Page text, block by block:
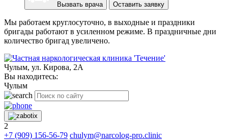
Вызвать врача Оставить заявку
Мы работаем круглосуточно, в выходные и праздники
бригады работают в усиленном режиме. В праздничные дни
количество бригад увеличено.
Чулым, ул. Кирова, 2А
Вы находитесь:
Чулым
2
+7 (909) 156-56-79 chulym@narcolog-pro.clinic